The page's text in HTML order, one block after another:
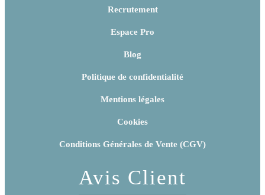
Recrutement
Espace Pro
Blog
Politique de confidentialité
Mentions légales
Cookies
Conditions Générales de Vente (CGV)
Avis Client